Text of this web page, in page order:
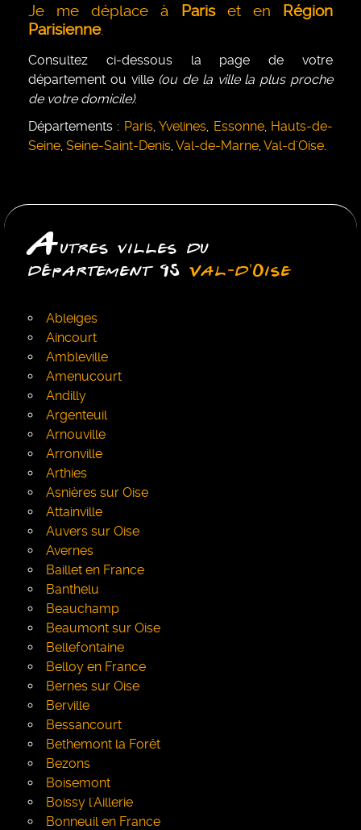
Je me déplace à Pariset en Région
Parisienne.
Consultez ci-dessous la page de votre
département ou ville (ou de la ville la plus proche
de votre domicile).
Départements : Paris,Yvelines, Essonne, Hauts-de-
Seine, Seine-Saint-Denis,Val-de-Marne,Val-d'Oise.
Autres villes du
département 95 Val-d'Oise
Ableiges
Aincourt
Ambleville
Amenucourt
Andilly
Argenteuil
Arnouville
Arronville
Arthies
Asnières sur Oise
Attainville
Auvers sur Oise
Avernes
Baillet en France
Banthelu
Beauchamp
Beaumont sur Oise
Bellefontaine
Belloy en France
Bernes sur Oise
Berville
Bessancourt
Bethemont la Forêt
Bezons
Boisemont
Boissy l'Aillerie
Bonneuil en France